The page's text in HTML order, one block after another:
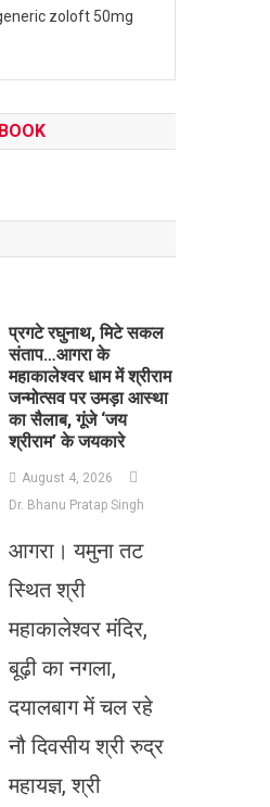
zoloft 50mg
प्रगटे रघुनाथ, मिटे सकल
संताप…आगरा के
महाकालेश्वर धाम में श्रीराम
जन्मोत्सव पर उमड़ा आस्था
का सैलाब, गूंजे ‘जय
श्रीराम’ के जयकारे
August 4, 2026
Dr. Bhanu Pratap Singh
आगरा। यमुना तट
स्थित श्री
महाकालेश्वर मंदिर,
बूढ़ी का नगला,
दयालबाग में चल रहे
नौ दिवसीय श्री रुद्र
महायज्ञ, श्री